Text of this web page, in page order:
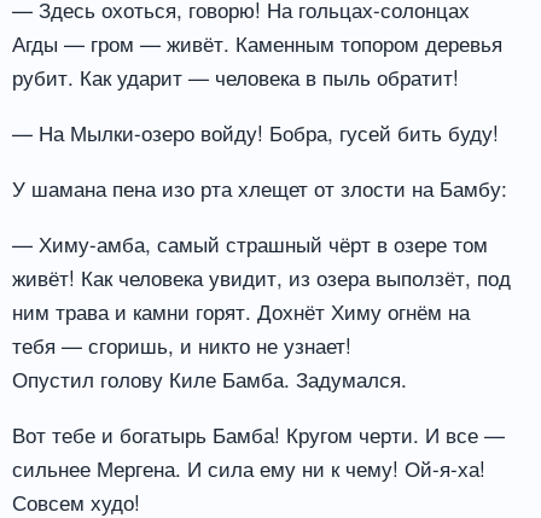
— Здесь охоться, говорю! На гольцах-солонцах
Агды — гром — живёт. Каменным топором деревья
рубит. Как ударит — человека в пыль обратит!
— На Мылки-озеро войду! Бобра, гусей бить буду!
У шамана пена изо рта хлещет от злости на Бамбу:
— Химу-амба, самый страшный чёрт в озере том
живёт! Как человека увидит, из озера выползёт, под
ним трава и камни горят. Дохнёт Химу огнём на
тебя — сгоришь, и никто не узнает!
Опустил голову Киле Бамба. Задумался.
Вот тебе и богатырь Бамба! Кругом черти. И все —
сильнее Мергена. И сила ему ни к чему! Ой-я-ха!
Совсем худо!